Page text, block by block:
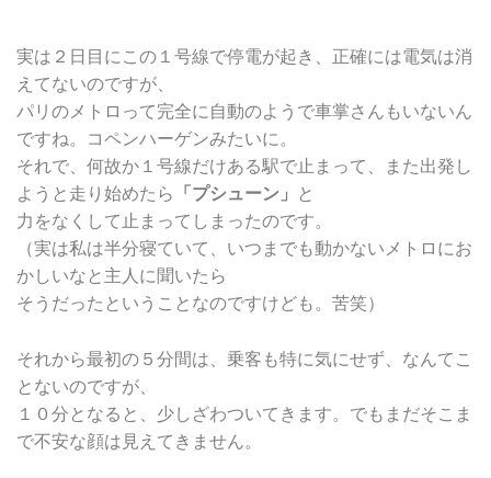
実は２日目にこの１号線で停電が起き、正確には電気は消
えてないのですが、
パリのメトロって完全に自動のようで車掌さんもいないん
ですね。コペンハーゲンみたいに。
それで、何故か１号線だけある駅で止まって、また出発し
ようと走り始めたら
「プシューン」
と
力をなくして止まってしまったのです。
（実は私は半分寝ていて、いつまでも動かないメトロにお
かしいなと主人に聞いたら
そうだったということなのですけども。苦笑）
それから最初の５分間は、乗客も特に気にせず、なんてこ
とないのですが、
１０分となると、少しざわついてきます。でもまだそこま
で不安な顔は見えてきません。